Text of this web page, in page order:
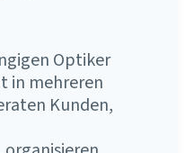
Optiker
in mehreren
Kunden,